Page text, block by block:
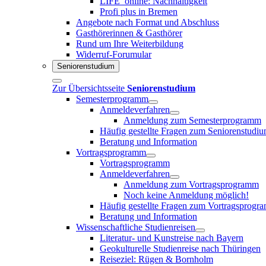
Profi plus in Bremen
Angebote nach Format und Abschluss
Gasthörerinnen & Gasthörer
Rund um Ihre Weiterbildung
Widerruf-Forumular
Seniorenstudium
Zur Übersichtsseite Seniorenstudium
Semesterprogramm
Anmeldeverfahren
Anmeldung zum Semesterprogramm
Häufig gestellte Fragen zum
Beratung und Information
Vortragsprogramm
Vortragsprogramm
Anmeldeverfahren
Anmeldung zum Vortragsprogramm
Noch keine Anmeldung möglich!
Häufig gestellte Fragen zum
Beratung und Information
Wissenschaftliche Studienreisen
Literatur- und Kunstreise nach Bayern
Geokulturelle Studienreise nach Thüringen
Reiseziel: Rügen & Bornholm